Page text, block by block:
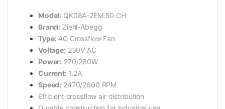
Model: QK08A-2EM.50.CH
Brand: Ziehl-Abegg
Type: AC Crossflow Fan
Voltage: 230V AC
Power: 270/280W
Current: 1.2A
Speed: 2470/2600 RPM
Efficient crossflow air distribution